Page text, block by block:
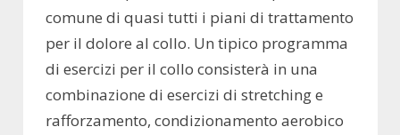
comune di quasi tutti i piani di trattamento
per il dolore al collo. Un tipico programma
di esercizi per il collo consisterà in una
combinazione di esercizi di stretching e
rafforzamento, condizionamento aerobico